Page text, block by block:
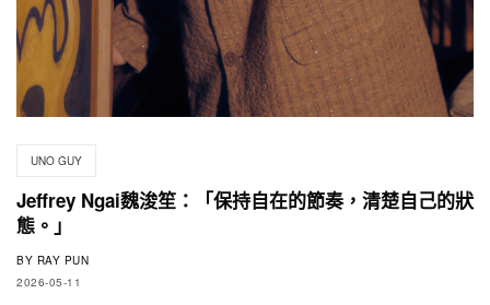
UNO GUY
Jeffrey Ngai魏浚笙：「保持自在的節奏，清楚自己的狀
態。」
BY RAY PUN
2026-05-11